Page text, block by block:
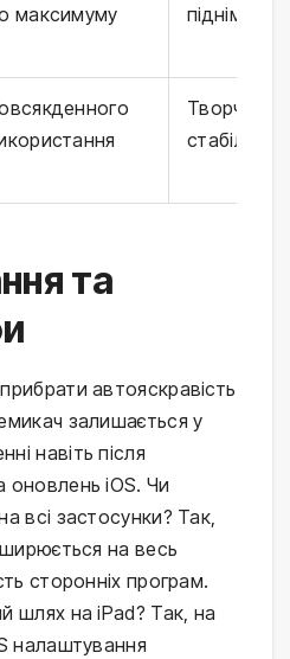
максимуму
піднімати
Творчості,
та
автояскравість
залишається у
навіть після
оновлень iOS. Чи
всі застосунки? Так,
на весь
сторонніх програм.
шлях на iPad? Так, на
налаштування